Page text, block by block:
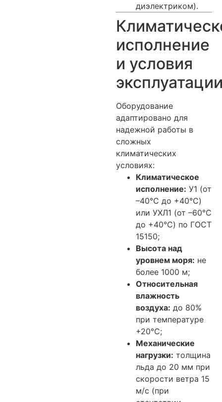
диэлектриком).
исполнение
и условия
Оборудование
адаптировано для
надежной работы в
сложных
климатических
условиях:
Климатическое
исполнение: У1 (от
–40°C до +40°C)
или УХЛ1 (от –60°C
до +40°C) по ГОСТ
15150;
Высота над
уровнем моря: не
более 1000 м;
Относительная
влажность
воздуха: до 80%
при температуре
+20°C;
Механические
нагрузки: толщина
льда до 20 мм при
скорости ветра 15
м/с (при